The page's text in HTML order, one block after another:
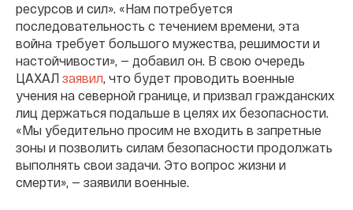
ресурсов и сил». «Нам потребуется
последовательность с течением времени, эта
война требует большого мужества, решимости и
настойчивости», — добавил он. В свою очередь
ЦАХАЛ заявил, что будет проводить военные
учения на северной границе, и призвал гражданских
лиц держаться подальше в целях их безопасности.
«Мы убедительно просим не входить в запретные
зоны и позволить силам безопасности продолжать
выполнять свои задачи. Это вопрос жизни и
смерти», — заявили военные.